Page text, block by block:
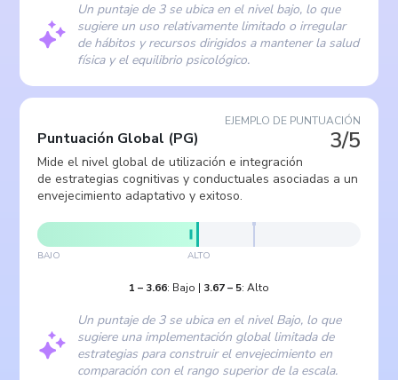
Un puntaje de 3 se ubica en el nivel bajo, lo que
sugiere un uso relativamente limitado o irregular
de hábitos y recursos dirigidos a mantener la salud
física y el equilibrio psicológico.
EJEMPLO DE PUNTUACIÓN
3/5
Puntuación Global (PG)
Mide el nivel global de utilización e integración
de estrategias cognitivas y conductuales asociadas a un
envejecimiento adaptativo y exitoso.
BAJO ALTO
1 – 3.66: Bajo | 3.67– 5: Alto
Un puntaje de 3 se ubica en el nivel Bajo, lo que
sugiere una implementación global limitada de
estrategias para construir el envejecimiento en
comparación con el rango superior de la escala.